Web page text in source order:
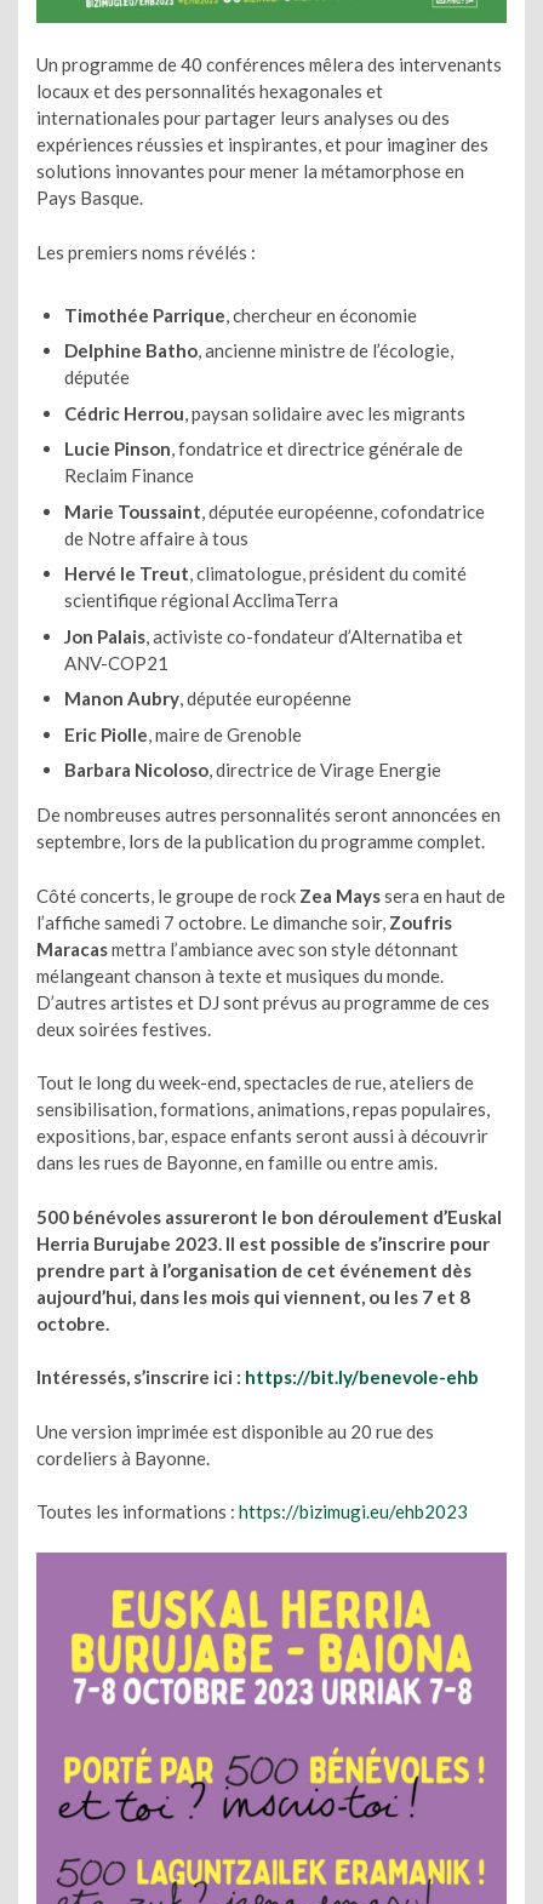
Un programme de 40 conférences mêlera des intervenants
locaux et des personnalités hexagonales et
internationales pour partager leurs analyses ou des
expériences réussies et inspirantes, et pour imaginer des
solutions innovantes pour mener la métamorphose en
Pays Basque.
Les premiers noms révélés :
Timothée Parrique , chercheur en économie
Delphine Batho, ancienne ministre de l’écologie,
députée
Cédric Herrou , paysan solidaire avec les migrants
Lucie Pinson, fondatrice et directrice générale de
Reclaim Finance
Marie Toussaint , députée européenne, cofondatrice
de Notre affaire à tous
Hervé le Treut, climatologue, président du comité
scientifique régional AcclimaTerra
Jon Palais, activiste co-fondateur d’Alternatiba et
ANV-COP21
Manon Aubry, députée européenne
Eric Piolle , maire de Grenoble
Barbara Nicoloso, directrice de Virage Energie
De nombreuses autres personnalités seront annoncées en
septembre, lors de la publication du programme complet.
Côté concerts, le groupe de rock Zea Mayssera en haut de
l’affiche samedi 7 octobre. Le dimanche soir, Zoufris
Maracasmettra l’ambiance avec son style détonnant
mélangeant chanson à texte et musiques du monde.
D’autres artistes et DJ sont prévus au programme de ces
deux soirées festives.
Tout le long du week-end, spectacles de rue, ateliers de
sensibilisation, formations, animations, repas populaires,
expositions, bar, espace enfants seront aussi à découvrir
dans les rues de Bayonne, en famille ou entre amis.
500 bénévoles assureront le bon déroulement d’Euskal
Herria Burujabe 2023. Il est possible de s’inscrire pour
prendre part à l’organisation de cet événement dès
aujourd’hui, dans les mois qui viennent, ou les 7 et 8
octobre.
Intéressés, s’inscrire ici : https://bit.ly/benevole-ehb
Une version imprimée est disponible au 20 rue des
cordeliers à Bayonne.
Toutes les informations : https://bizimugi.eu/ehb2023